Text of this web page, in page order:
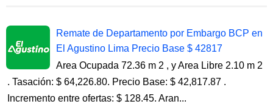
Remate de Departamento por Embargo BCP en
El Agustino Lima Precio Base $ 42817
Area Ocupada 72.36 m 2 , y Area Libre 2.10 m 2
. Tasación: $ 64,226.80. Precio Base: $ 42,817.87 .
Incremento entre ofertas: $ 128.45. Aran...